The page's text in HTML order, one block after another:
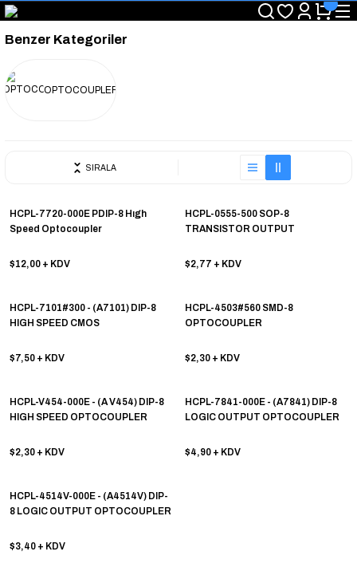
"Saat 14:00'a Kadar Verilen Siparişlerde Aynı Gün Kargo Avantajı!
"Binlerce Ürün Çeşitliliği ile Stoktan Hemen Teslim."
"Toptan Fiyatına Perakende Satış Avantajını Kaçırmayın!"
Benzer Kategoriler
OPTOCOUPLER
SIRALA
HCPL-7720-000E PDIP-8 Hıgh
Speed Optocoupler
$12,00 + KDV
HCPL-0555-500 SOP-8
TRANSISTOR OUTPUT
$2,77 + KDV
HCPL-7101#300 - (A7101) DIP-8
HIGH SPEED CMOS
$7,50 + KDV
HCPL-4503#560 SMD-8
OPTOCOUPLER
$2,30 + KDV
HCPL-V454-000E - (A V454) DIP-8
HIGH SPEED OPTOCOUPLER
$2,30 + KDV
HCPL-7841-000E - (A7841) DIP-8
LOGIC OUTPUT OPTOCOUPLER
$4,90 + KDV
HCPL-4514V-000E - (A4514V) DIP-
8 LOGIC OUTPUT OPTOCOUPLER
$3,40 + KDV